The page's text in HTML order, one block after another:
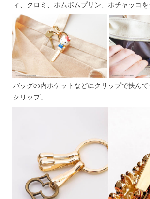
ィ、クロミ、ポムポムプリン、ポチャッコ
バッグの内ポケットなどにクリップで挟ん
クリップ」